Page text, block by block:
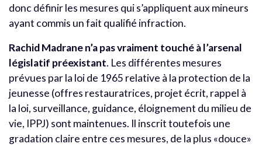
donc définir les mesures qui s’appliquent aux mineurs
ayant commis un fait qualifié infraction.
Rachid Madrane n’a pas vraiment touché à l’arsenal
législatif préexistant. Les différentes mesures
prévues par la loi de 1965 relative à la protection de la
jeunesse (offres restauratrices, projet écrit, rappel à
la loi, surveillance, guidance, éloignement du milieu de
vie, IPPJ) sont maintenues. Il inscrit toutefois une
gradation claire entre ces mesures, de la plus «douce»